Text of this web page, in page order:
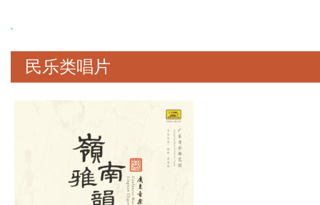
价值连城的古董小提琴，10把斯特
拉迪瓦里（Stradivari），和10把瓜
音。在里奇这张录音中我们可以得
见他堪称完美的演奏技术，采用小
编制室内乐伴奏，录音师对麦克风
摆位精心设计，营造出了非常有临
场感的演出效果。
民乐类唱片